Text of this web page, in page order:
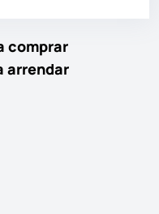
comprar
arrendar